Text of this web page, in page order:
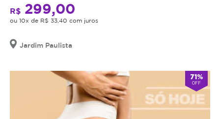
R$ 299,00
ou 10x de R$ 33,40 com juros
Jardim Paulista
71%
OFF